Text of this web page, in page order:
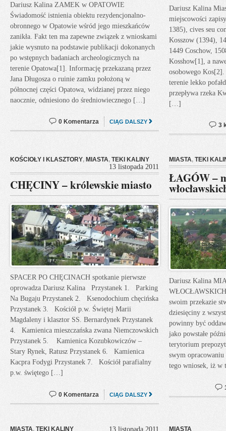
Dariusz Kalina ZAMEK w OPATOWIE
Świadomość istnienia obiektu rezydencjonalno-
obronnego w Opatowie wśród jego mieszkańców
zanikła. Fakt ten ma zapewne związek z wnioskami
jakie wysnuto na podstawie publikacji dokonanych
po wstępnych badaniach archeologicznych na
terenie Opatowa[1]. Informację przekazaną przez
Jana Długosza o ruinie zamku położoną w
północnej części Opatowa, widzianej przez niego
naocznie, odniesiono do średniowiecznego […]
CIĄG DALSZY
0 Komentarza
Dariusz Kalina
miejscowości
1385), cives seu
Kosszow (1394),
1449 Coschow,
Kosshow[1], a
osobowego Kos[2].
terenie lekko
przepływa rzeka
[…]
3
KOŚCIOŁY I KLASZTORY, MIASTA, TEKI KALINY
13 listopada 2011
CHĘCINY – królewskie miasto
SPACER PO CHĘCINACH spotkanie pierwsze
oprowadza Dariusz Kalina Przystanek 1. Parking
Na Bugaju Przystanek 2. Ksenodochium chęcińska
Przystanek 3. Kościół p.w. Świętej Marii
Magdaleny i klasztor SS. Bernardynek Przystanek
4. Kamienica mieszczańska zwana Niemczowskich
Przystanek 5. Kamienica Kozubkowiczów –
Stary Rynek, Ratusz Przystanek 6. Kamienica
Kacpra Fodygi Przystanek 7. Kościół parafialny
p.w. świętego […]
CIĄG DALSZY
0 Komentarza
MIASTA, TEKI
ŁAGÓW –
Dariusz Kalina
swoim przekazie
dziesięciny z
powinny być
jako powstałe
terytorium
swym opracowaniu
tego wniosek, iż
MIASTA, TEKI KALINY 13 listopada 2011 MIASTA